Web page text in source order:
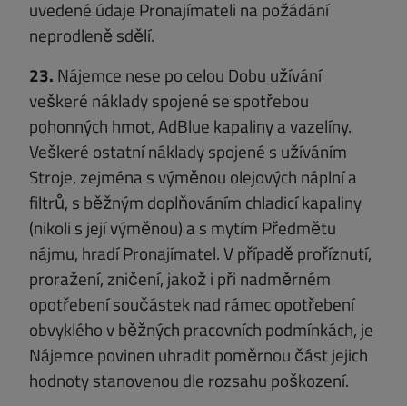
uvedené údaje Pronajímateli na požádání
neprodleně sdělí.
23. Nájemce nese po celou Dobu užívání
veškeré náklady spojené se spotřebou
pohonných hmot, AdBlue kapaliny a vazelíny.
Veškeré ostatní náklady spojené s užíváním
Stroje, zejména s výměnou olejových náplní a
filtrů, s běžným doplňováním chladicí kapaliny
(nikoli s její výměnou) a s mytím Předmětu
nájmu, hradí Pronajímatel. V případě proříznutí,
proražení, zničení, jakož i při nadměrném
opotřebení součástek nad rámec opotřebení
obvyklého v běžných pracovních podmínkách, je
Nájemce povinen uhradit poměrnou část jejich
hodnoty stanovenou dle rozsahu poškození.